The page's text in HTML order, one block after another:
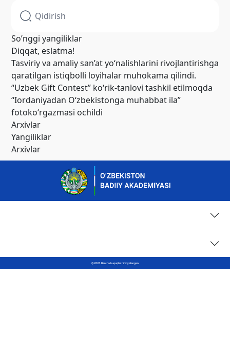
So’nggi yangiliklar
Diqqat, eslatma!
Tasviriy va amaliy san’at yo‘nalishlarini rivojlantirishga
qaratilgan istiqbolli loyihalar muhokama qilindi.
“Uzbek Gift Contest” ko‘rik-tanlovi tashkil etilmoqda
“Iordaniyadan O‘zbekistonga muhabbat ila”
fotoko‘rgazmasi ochildi
Arxivlar
Yangiliklar
Arxivlar
© 2026. Barcha huquqlar himoyalangan